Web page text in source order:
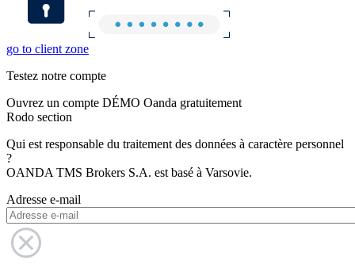
go to client zone
Testez notre compte
Ouvrez un compte DÉMO Oanda gratuitement
Rodo section
Qui est responsable du traitement des données à caractère personnel
?
OANDA TMS Brokers S.A. est basé à Varsovie.
Adresse e-mail